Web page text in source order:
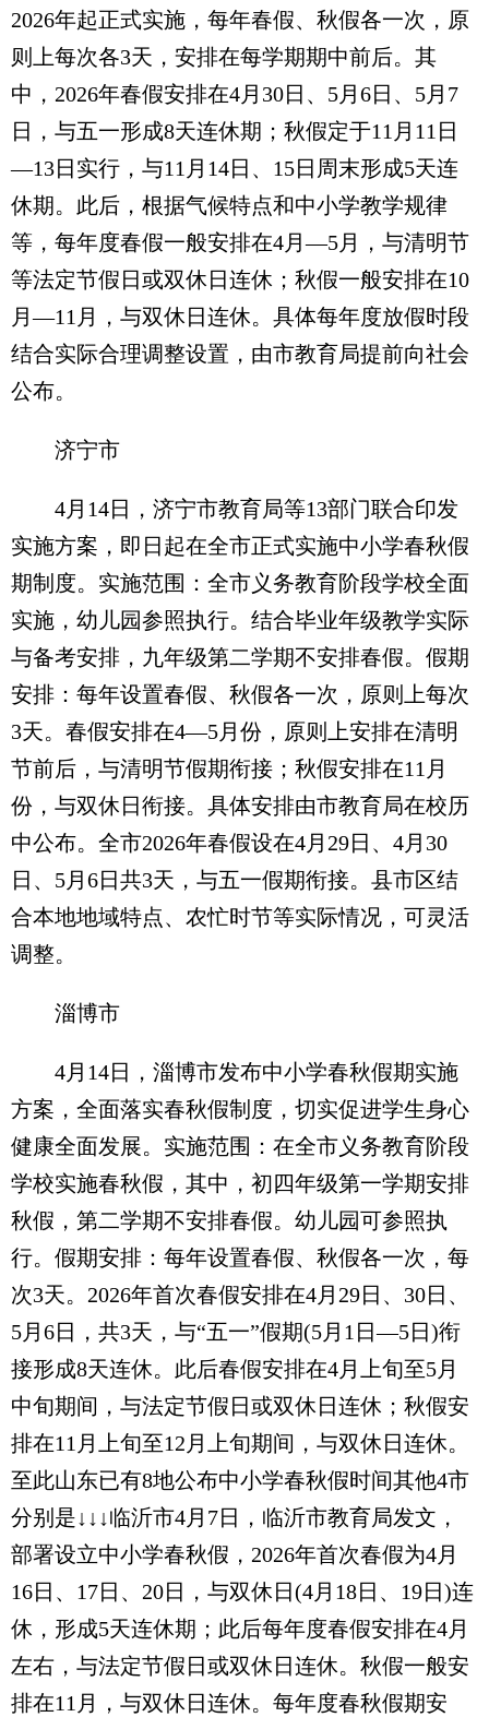
2026年起正式实施，每年春假、秋假各一次，原
则上每次各3天，安排在每学期期中前后。其
中，2026年春假安排在4月30日、5月6日、5月7
日，与五一形成8天连休期；秋假定于11月11日
—13日实行，与11月14日、15日周末形成5天连
休期。此后，根据气候特点和中小学教学规律
等，每年度春假一般安排在4月—5月，与清明节
等法定节假日或双休日连休；秋假一般安排在10
月—11月，与双休日连休。具体每年度放假时段
结合实际合理调整设置，由市教育局提前向社会
公布。
济宁市
4月14日，济宁市教育局等13部门联合印发
实施方案，即日起在全市正式实施中小学春秋假
期制度。实施范围：全市义务教育阶段学校全面
实施，幼儿园参照执行。结合毕业年级教学实际
与备考安排，九年级第二学期不安排春假。假期
安排：每年设置春假、秋假各一次，原则上每次
3天。春假安排在4—5月份，原则上安排在清明
节前后，与清明节假期衔接；秋假安排在11月
份，与双休日衔接。具体安排由市教育局在校历
中公布。全市2026年春假设在4月29日、4月30
日、5月6日共3天，与五一假期衔接。县市区结
合本地地域特点、农忙时节等实际情况，可灵活
调整。
淄博市
4月14日，淄博市发布中小学春秋假期实施
方案，全面落实春秋假制度，切实促进学生身心
健康全面发展。实施范围：在全市义务教育阶段
学校实施春秋假，其中，初四年级第一学期安排
秋假，第二学期不安排春假。幼儿园可参照执
行。假期安排：每年设置春假、秋假各一次，每
次3天。2026年首次春假安排在4月29日、30日、
5月6日，共3天，与“五一”假期(5月1日—5日)衔
接形成8天连休。此后春假安排在4月上旬至5月
中旬期间，与法定节假日或双休日连休；秋假安
排在11月上旬至12月上旬期间，与双休日连休。
至此山东已有8地公布中小学春秋假时间其他4市
分别是↓↓↓临沂市4月7日，临沂市教育局发文，
部署设立中小学春秋假，2026年首次春假为4月
16日、17日、20日，与双休日(4月18日、19日)连
休，形成5天连休期；此后每年度春假安排在4月
左右，与法定节假日或双休日连休。秋假一般安
排在11月，与双休日连休。每年度春秋假期安